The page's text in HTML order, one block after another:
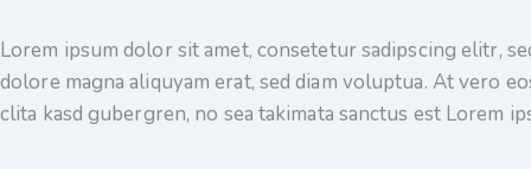
Lorem ipsum dolor sit amet, consetetur sadipscing elitr,
dolore magna aliquyam erat, sed diam voluptua. At vero
clita kasd gubergren, no sea takimata sanctus est Lorem